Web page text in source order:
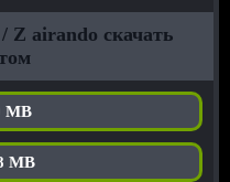
Z airando скачать
MB
MB